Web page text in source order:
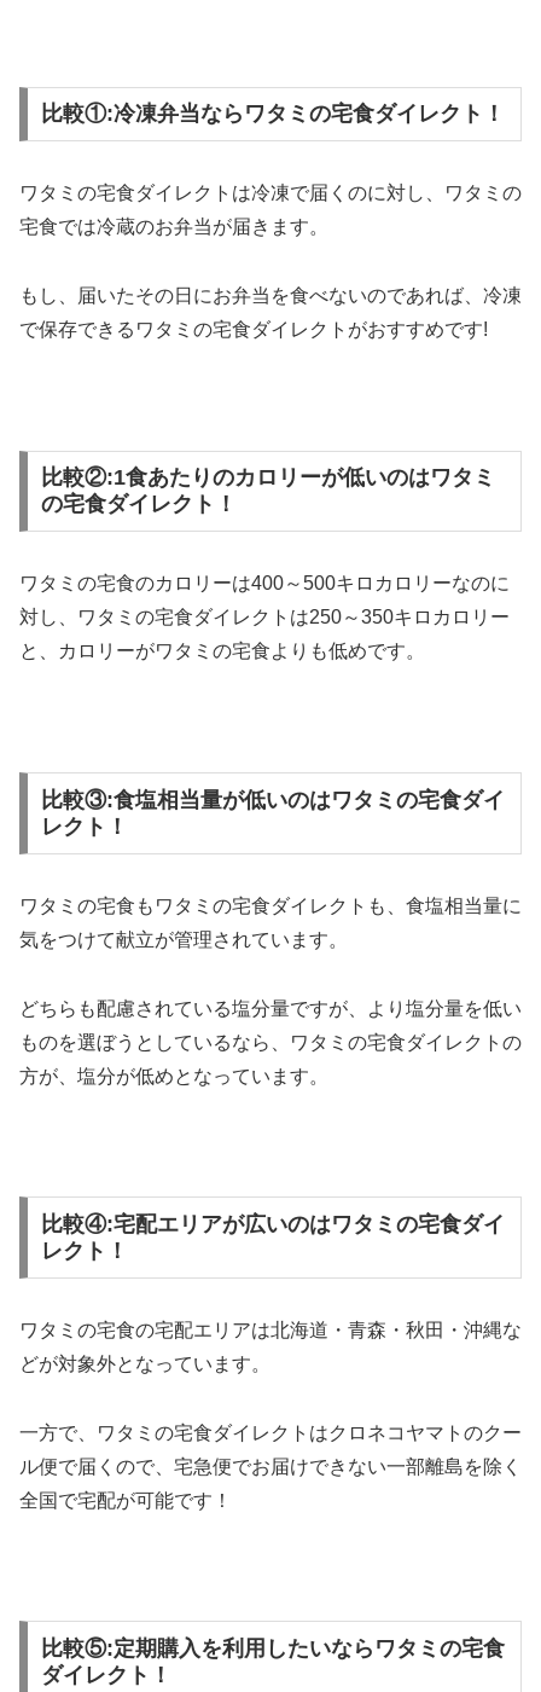
比較①:冷凍弁当ならワタミの宅食ダイレクト！
ワタミの宅食ダイレクトは冷凍で届くのに対し、ワタミの
宅食では冷蔵のお弁当が届きます。
もし、届いたその日にお弁当を食べないのであれば、冷凍
で保存できるワタミの宅食ダイレクトがおすすめです!
比較②:1食あたりのカロリーが低いのはワタミ
の宅食ダイレクト！
ワタミの宅食のカロリーは400～500キロカロリーなのに
対し、
ワタミの宅食ダイレクトは250～350キロカロリー
と、カロリーがワタミの宅食よりも低めです。
比較③:食塩相当量が低いのはワタミの宅食ダイ
レクト！
ワタミの宅食もワタミの宅食ダイレクトも、食塩相当量に
気をつけて献立が管理されています。
どちらも配慮されている塩分量ですが、
より塩分量を低い
ものを選ぼうとしているなら、ワタミの宅食ダイレクトの
方が、塩分が低めとなっています。
比較④:宅配エリアが広いのはワタミの宅食ダイ
レクト！
ワタミの宅食の宅配エリアは北海道・青森・秋田・沖縄な
どが対象外となっています。
一方で、ワタミの宅食ダイレクトはクロネコヤマトのクー
ル便で届くので、宅急便でお届けできない一部離島を除く
全国で宅配が可能です！
比較⑤:定期購入を利用したいならワタミの宅食
ダイレクト！